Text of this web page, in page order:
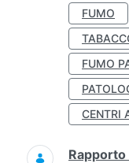
FUMO
FUMO
CENTRI